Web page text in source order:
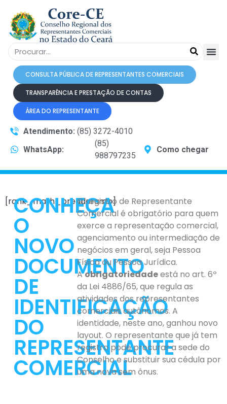
CONSULTA PÚBLICA DE REPRESENTANTES COMERCIAIS
TRANSPARÊNCIA E PRESTAÇÃO DE CONTAS
ÁREA DO REPRESENTANTE
Atendimento: (85) 3272-4010
WhatsApp:
(85)
988797235
Como chegar
[rank_math_breadcrumb]
CONHEÇA
O
NOVO
DOCUMENTO
DE
IDENTIFICAÇÃO
DO
REPRESENTANTE
COMERCIAL
O registro de Representante
Comercial é obrigatório para quem
exerce a representação comercial,
agenciamento ou intermediação de
negócios em geral, seja Pessoa
Física ou Pessoa Jurídica.
Aobrigatoriedadeestá no art. 6º
da Lei 4886/65, que regula as
atividades dos representantes
comerciais autônomos. A
identidade, neste ano, ganhou novo
layout. O representante que já tem
registro pode procurar a sede do
Conselho e substituir sua cédula por
uma nova sem ônus.